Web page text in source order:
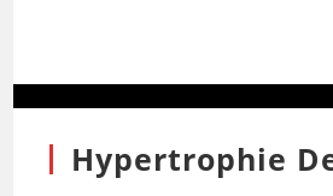
Hypertrophie